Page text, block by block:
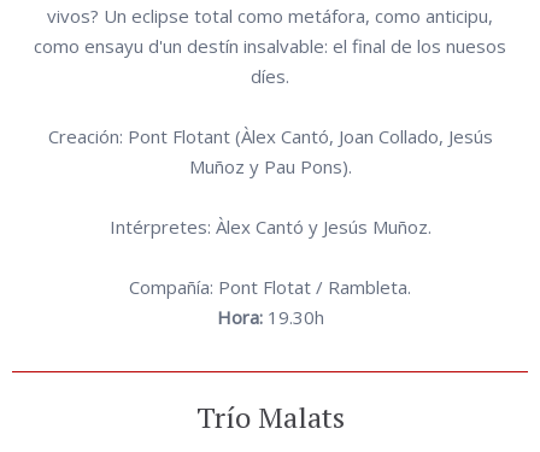
vivos? Un eclipse total como metáfora, como anticipu,
como ensayu d'un destín insalvable: el final de los nuesos
díes.
Creación: Pont Flotant (Àlex Cantó, Joan Collado, Jesús
Muñoz y Pau Pons).
Intérpretes: Àlex Cantó y Jesús Muñoz.
Compañía: Pont Flotat / Rambleta.
Hora:19.30h
Trío Malats